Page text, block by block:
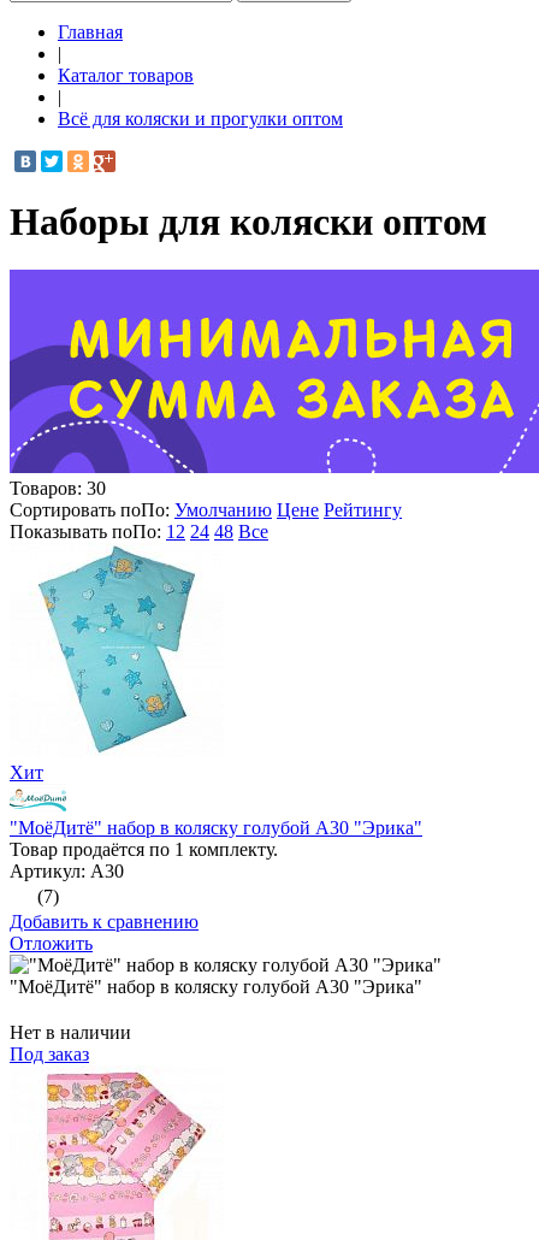
Главная
|
Каталог товаров
|
Всё для коляски и прогулки оптом
Наборы для коляски оптом
Товаров: 30
Сортировать поПо: Умолчанию Цене Рейтингу
Показывать поПо: 12 24 48 Все
Хит
"МоёДитё" набор в коляску голубой А30 "Эрика"
Товар продаётся по 1 комплекту.
Артикул: А30
(7)
Добавить к сравнению
Отложить
"МоёДитё" набор в коляску голубой А30 "Эрика"
Нет в наличии
Под заказ